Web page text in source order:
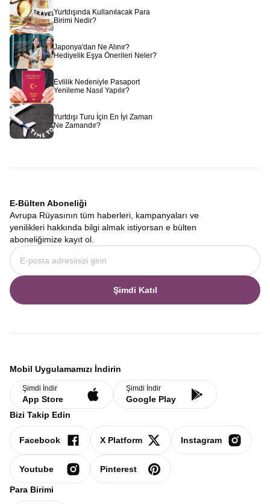
Yurtdışında Kullanılacak Para
Birimi Nedir?
Japonya'dan Ne Alınır?
Hediyelik Eşya Önerileri Neler?
Evlilik Nedeniyle Pasaport
Yenileme Nasıl Yapılır?
Yurtdışı Turu İçin En İyi Zaman
Ne Zamandır?
E-Bülten Aboneliği
Avrupa Rüyasının tüm haberleri, kampanyaları ve
yenilikleri hakkında bilgi almak istiyorsan e bülten
aboneliğimize kayıt ol.
Şimdi Katıl
Mobil Uygulamamızı İndirin
Şimdi İndir
App Store
Şimdi İndir
Google Play
Bizi Takip Edin
Facebook X Platform Instagram
Youtube Pinterest
Para Birimi